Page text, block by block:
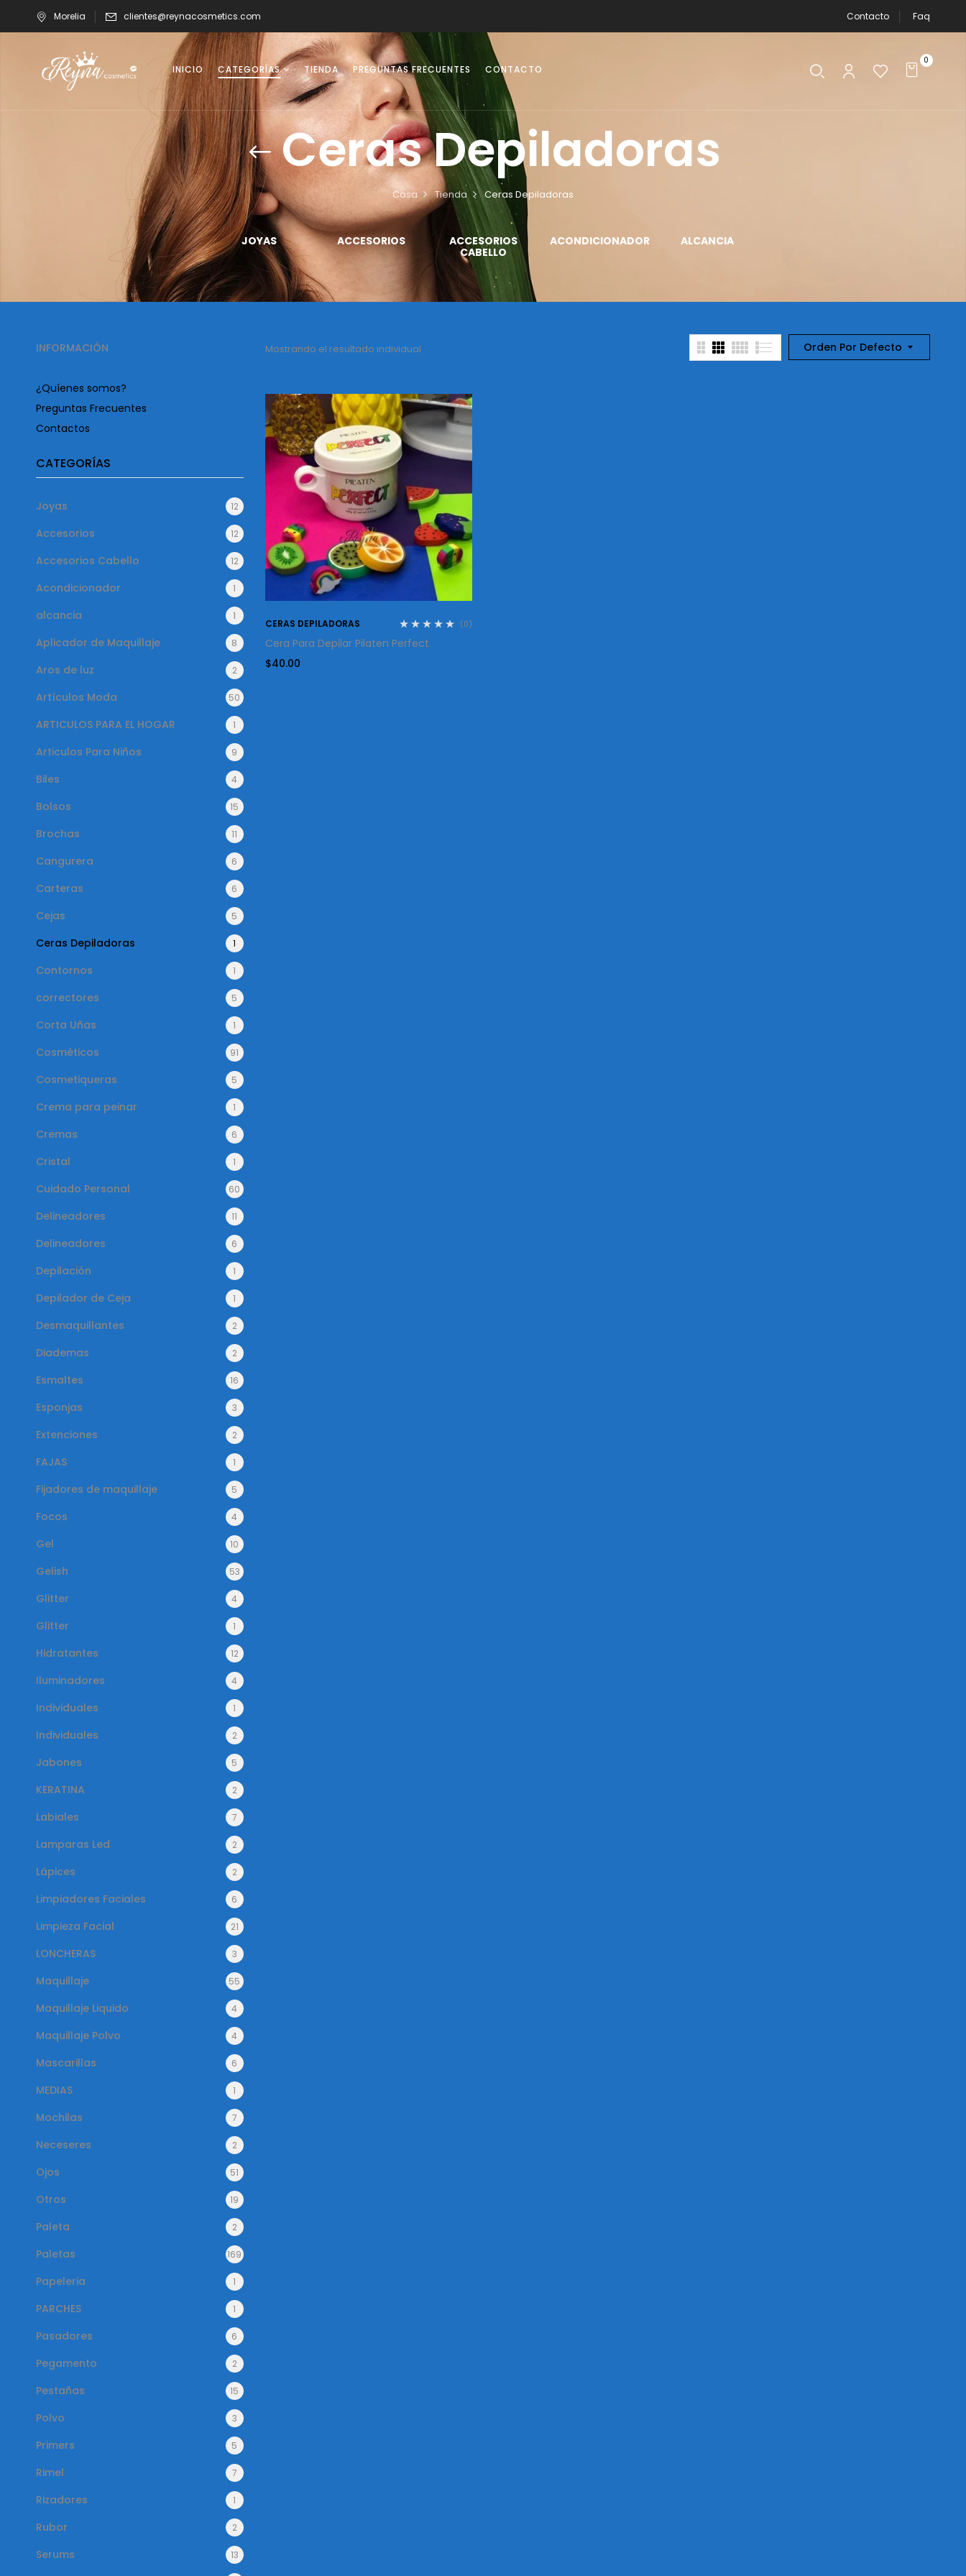
Morelia clientes@reynacosmetics.com Contacto Faq
INICIO CATEGORÍAS TIENDA PREGUNTAS FRECUENTES CONTACTO
0
Ceras Depiladoras
Casa Tienda Ceras Depiladoras
VASOS JOYAS ACCESORIOS
ACCESORIOS
CABELLO
ACONDICIONADOR ALCANCIA
INFORMACIÓN
¿Quíenes somos?
Preguntas Frecuentes
Contactos
CATEGORÍAS
Joyas 12
Accesorios 12
Accesorios Cabello 12
Acondicionador 1
alcancia 1
Aplicador de Maquillaje 8
Aros de luz 2
Artículos Moda 50
ARTICULOS PARA EL HOGAR 1
Articulos Para Niños 9
Biles 4
Bolsos 15
Brochas 11
Cangurera 6
Carteras 6
Cejas 5
Ceras Depiladoras 1
Contornos 1
correctores 5
Corta Uñas 1
Cosméticos 91
Cosmetiqueras 5
Crema para peinar 1
Cremas 6
Cristal 1
Cuidado Personal 60
Delineadores 11
Delineadores 6
Depilación 1
Depilador de Ceja 1
Desmaquillantes 2
Diademas 2
Esmaltes 16
Esponjas 3
Extenciones 2
FAJAS 1
Fijadores de maquillaje 5
Focos 4
Gel 10
Gelish 53
Glitter 4
Glitter 1
Hidratantes 12
Iluminadores 4
Individuales 1
Individuales 2
Jabones 5
KERATINA 2
Labiales 7
Lamparas Led 2
Lápices 2
Limpiadores Faciales 6
Limpieza Facial 21
LONCHERAS 3
Maquillaje 55
Maquillaje Liquido 4
Maquillaje Polvo 4
Mascarillas 6
MEDIAS 1
Mochilas 7
Neceseres 2
Ojos 51
Otros 19
Paleta 2
Paletas 169
Papeleria 1
PARCHES 1
Pasadores 6
Pegamento 2
Pestañas 15
Polvo 3
Primers 5
Rimel 7
Rizadores 1
Rubor 2
Serums 13
Orden Por Defecto
Mostrando el resultado individual
CERAS DEPILADORAS (0)
Cera Para Depilar Pilaten Perfect
$40.00